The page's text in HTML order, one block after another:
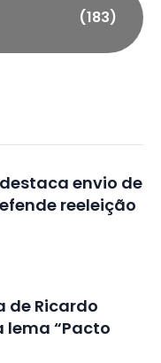
(183)
destaca envio de
reeleição
de Ricardo
lema “Pacto